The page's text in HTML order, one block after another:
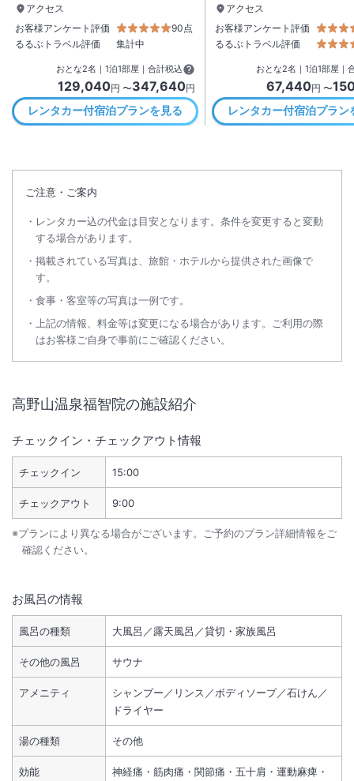
アクセス
お客様アンケート評価
90点
るるぶトラベル評価
集計中
おとな2名 ｜ 1泊1部屋｜合計税込
129,040円 〜347,640円
レンタカー付宿泊プランを見る
アクセス
お客様アンケート評価
るるぶトラベル評価
おとな2名 ｜ 1泊1部屋｜
67,440円 〜
レンタカー付宿泊プラン
ご注意・ご案内
レンタカー込の代金は目安となります。条件を変更すると変動
する場合があります。
掲載されている写真は、旅館・ホテルから提供された画像で
す。
食事・客室等の写真は一例です。
上記の情報、料金等は変更になる場合があります。ご利用の際
はお客様ご自身で事前にご確認ください。
高野山温泉福智院の施設紹介
チェックイン・チェックアウト情報
チェックイン 15:00
チェックアウト 9:00
※プランにより異なる場合がございます。ご予約のプラン詳細情報をご
確認ください。
お風呂の情報
風呂の種類 大風呂／露天風呂／貸切・家族風呂
その他の風呂 サウナ
アメニティ
シャンプー／リンス／ボディソープ／石けん／
ドライヤー
湯の種類 その他
効能
神経痛・筋肉痛・関節痛・五十肩・運動麻痺・